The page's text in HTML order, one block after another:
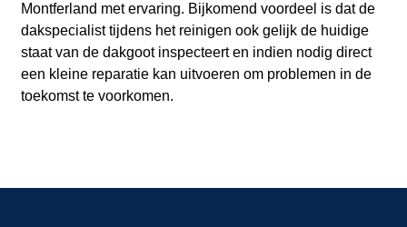
Montferland met ervaring. Bijkomend voordeel is dat de
dakspecialist tijdens het reinigen ook gelijk de huidige
staat van de dakgoot inspecteert en indien nodig direct
een kleine reparatie kan uitvoeren om problemen in de
toekomst te voorkomen.